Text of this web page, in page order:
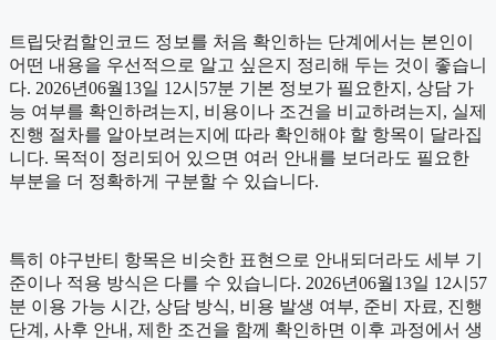
트립닷컴할인코드 정보를 처음 확인하는 단계에서는 본인이
어떤 내용을 우선적으로 알고 싶은지 정리해 두는 것이 좋습니
다. 2026년06월13일 12시57분 기본 정보가 필요한지, 상담 가
능 여부를 확인하려는지, 비용이나 조건을 비교하려는지, 실제
진행 절차를 알아보려는지에 따라 확인해야 할 항목이 달라집
니다. 목적이 정리되어 있으면 여러 안내를 보더라도 필요한
부분을 더 정확하게 구분할 수 있습니다.
특히 야구반티 항목은 비슷한 표현으로 안내되더라도 세부 기
준이나 적용 방식은 다를 수 있습니다. 2026년06월13일 12시57
분 이용 가능 시간, 상담 방식, 비용 발생 여부, 준비 자료, 진행
단계, 사후 안내, 제한 조건을 함께 확인하면 이후 과정에서 생